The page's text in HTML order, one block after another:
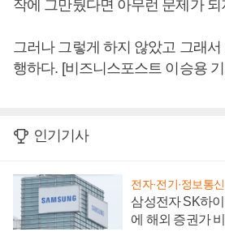
작에 그만뒀다면 아무런 문제가 되
그러나 그렇게 하지 않았고 그래
행하다. [비즈니스포스트 이승용
인기기사
전자·전기·정보통신
삼성전자 SK하
에 해외 증권가